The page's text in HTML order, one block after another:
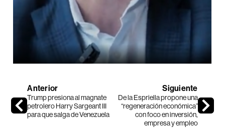
Anterior
Trump presiona al magnate
petrolero Harry Sargeant III
para que salga de Venezuela
Siguiente
De la Espriella propone una
“regeneración económica”
con foco en inversión,
empresa y empleo